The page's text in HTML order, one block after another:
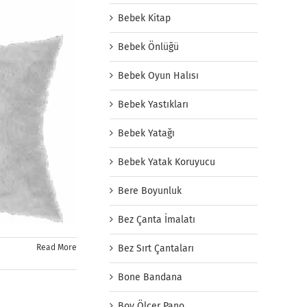
Read More
Bebek Kitap
Bebek Önlüğü
Bebek Oyun Halısı
Bebek Yastıkları
Bebek Yatağı
Bebek Yatak Koruyucu
Bere Boyunluk
Bez Çanta İmalatı
Bez Sırt Çantaları
Bone Bandana